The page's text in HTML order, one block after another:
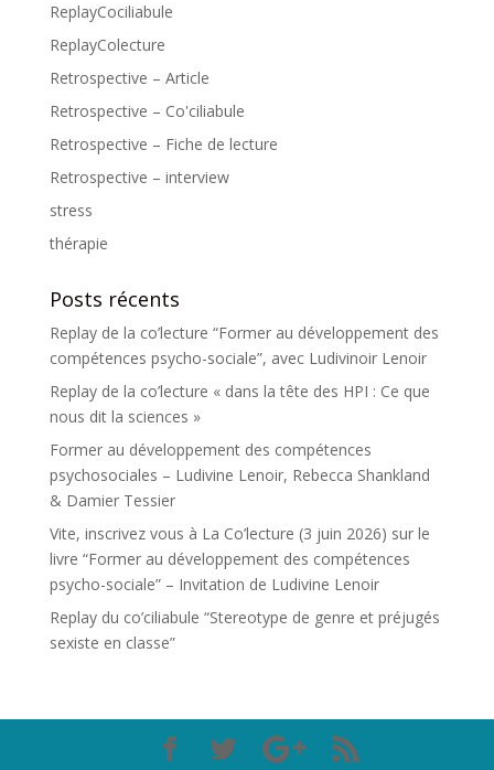
ReplayCociliabule
ReplayColecture
Retrospective – Article
Retrospective – Co'ciliabule
Retrospective – Fiche de lecture
Retrospective – interview
stress
thérapie
Posts récents
Replay de la co’lecture “Former au développement des
compétences psycho-sociale”, avec Ludivinoir Lenoir
Replay de la co’lecture « dans la tête des HPI : Ce que
nous dit la sciences »
Former au développement des compétences
psychosociales – Ludivine Lenoir, Rebecca Shankland
& Damier Tessier
Vite, inscrivez vous à La Co’lecture (3 juin 2026) sur le
livre “Former au développement des compétences
psycho-sociale” – Invitation de Ludivine Lenoir
Replay du co’ciliabule “Stereotype de genre et préjugés
sexiste en classe”